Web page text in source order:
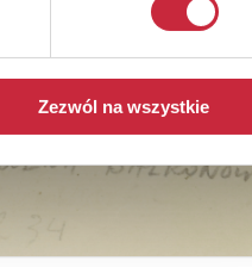
Zezwól na wszystkie